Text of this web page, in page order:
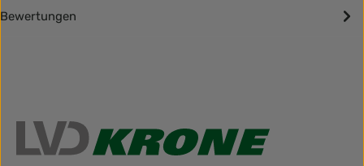
Bewertungen